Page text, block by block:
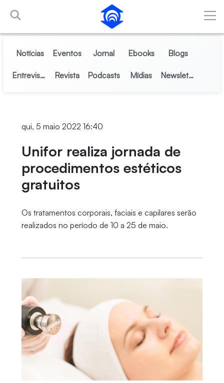
Pular para o Conteúdo principal
Notícias Eventos Jornal Ebooks Blogs
Entrevistas Revista Podcasts Mídias Newsletter
qui, 5 maio 2022 16:40
Unifor realiza jornada de
procedimentos estéticos
gratuitos
Os tratamentos corporais, faciais e capilares serão
realizados no período de 10 a 25 de maio.